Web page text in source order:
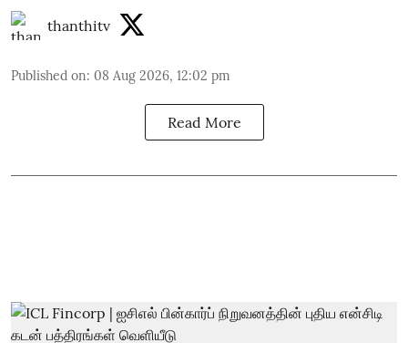
thanthitv
Published on: 08 Aug 2026, 12:02 pm
Read More